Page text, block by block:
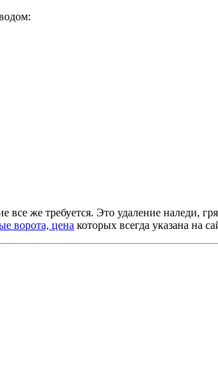
же требуется. Это удаление наледи,
ворота, цена которых всегда указана на